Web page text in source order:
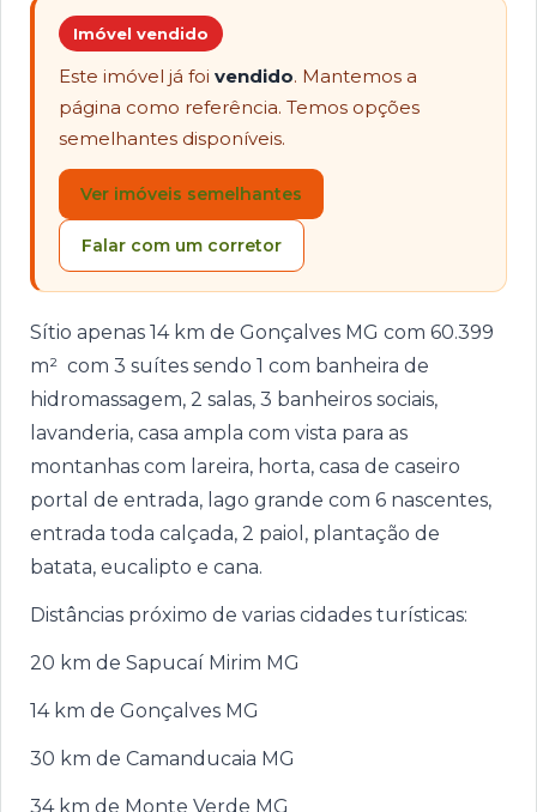
Imóvel vendido
Este imóvel já foi vendido. Mantemos a
página como referência. Temos opções
semelhantes disponíveis.
Ver imóveis semelhantes
Falar com um corretor
Sítio apenas 14 km de Gonçalves MG com 60.399
m² com 3 suítes sendo 1 com banheira de
hidromassagem, 2 salas, 3 banheiros sociais,
lavanderia, casa ampla com vista para as
montanhas com lareira, horta, casa de caseiro
portal de entrada, lago grande com 6 nascentes,
entrada toda calçada, 2 paiol, plantação de
batata, eucalipto e cana.
Distâncias próximo de varias cidades turísticas:
20 km de Sapucaí Mirim MG
14 km de Gonçalves MG
30 km de Camanducaia MG
34 km de Monte Verde MG